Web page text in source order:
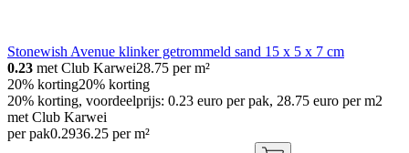
Stonewish Avenue klinker getrommeld sand 15 x 5 x 7 cm
0.23 met Club Karwei28.75 per m²
20% korting20% korting
20% korting, voordeelprijs: 0.23 euro per pak, 28.75 euro per m2
met Club Karwei
per pak0.2936.25 per m²